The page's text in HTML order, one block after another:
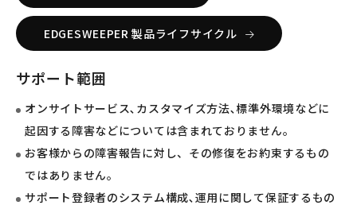
EDGESWEEPER 製品ライフサイクル
サポート範囲
オンサイトサービス､カスタマイズ方法､標準外環境などに
起因する障害などについては含まれておりません。
お客様からの障害報告に対し、その修復をお約束するもの
ではありません。
サポート登録者のシステム構成､運用に関して保証するもの